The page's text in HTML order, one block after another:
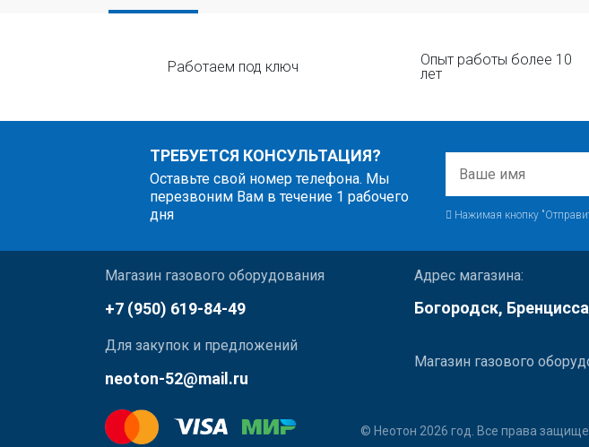
Работаем под ключ
Опыт работы более 10
лет
ТРЕБУЕТСЯ КОНСУЛЬТАЦИЯ?
Оставьте свой номер телефона. Мы
перезвоним Вам в течение 1 рабочего
дня
Нажимая кнопку
Магазин газового оборудования
+7 (950) 619-84-49
Для закупок и предложений
neoton-52@mail.ru
Адрес магазина:
Богородск,
Магазин газового
© Неотон 2026 год. Все права